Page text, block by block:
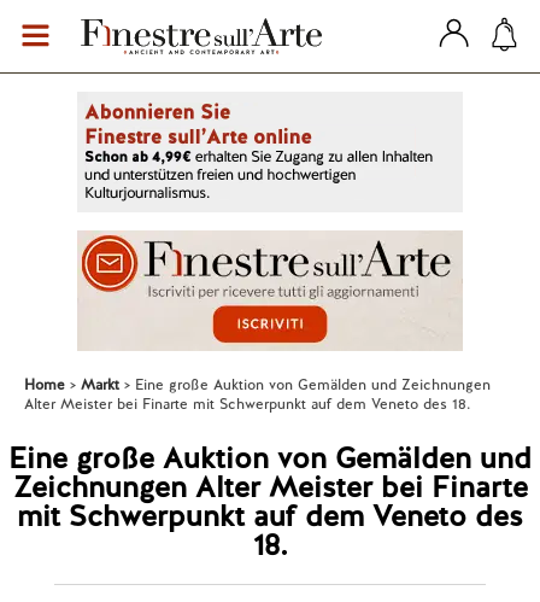
Home Markt
Eine große Auktion von Gemälden und Zeichnungen
Alter Meister bei Finarte mit Schwerpunkt auf dem Veneto des 18.
Eine große Auktion von Gemälden und
Zeichnungen Alter Meister bei Finarte
mit Schwerpunkt auf dem Veneto des
18.